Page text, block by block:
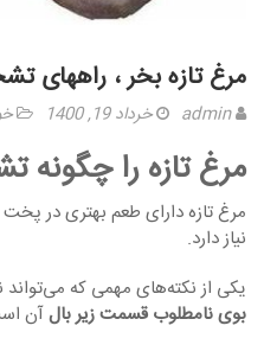
مرغ تازه بخر ، راههای
admin خرداد 19, 1400
مرغ تازه را
مرغ تازه دارای طعم بهتری در
نیاز دارد.
یکی از نکته‌های مهمی که
بوی نامطلوب قسمت زیر بالآن